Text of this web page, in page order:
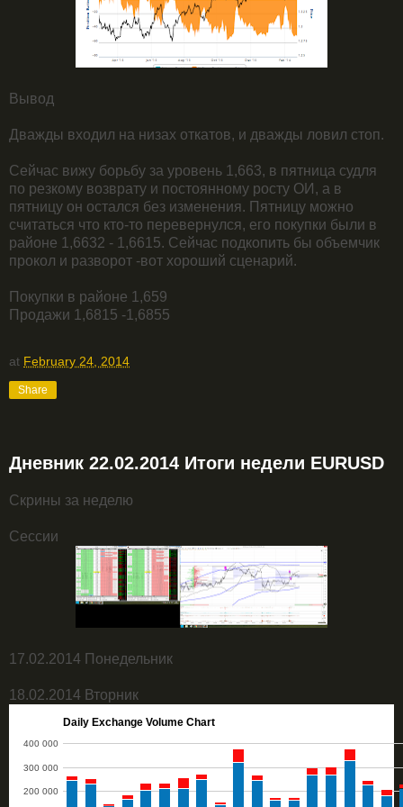
Вывод
Дважды входил на низах откатов, и дважды ловил стоп.
Сейчас вижу борьбу за уровень 1,663, в пятница судля
по резкому возврату и постоянному росту ОИ, а в
пятницу он остался без изменения. Пятницу можно
считаться что кто-то перевернулся, его покупки были в
районе 1,6632 - 1,6615. Сейчас подкопить бы объемчик
прокол и разворот -вот хороший сценарий.
Покупки в районе 1,659
Продажи 1,6815 -1,6855
at February 24, 2014
Share
Дневник 22.02.2014 Итоги недели EURUSD
Скрины за неделю
Сессии
17.02.2014 Понедельник
18.02.2014 Вторник
Daily Exchange Volume Chart
200 000
300 000
400 000